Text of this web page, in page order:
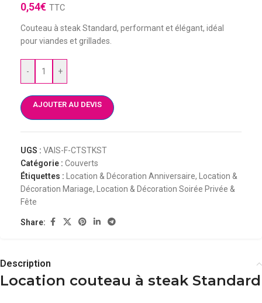
0,54€ TTC
Couteau à steak Standard, performant et élégant, idéal
pour viandes et grillades.
- +
AJOUTER AU DEVIS
UGS : VAIS-F-CTSTKST
Catégorie : Couverts
Étiquettes :
Location & Décoration Anniversaire,
Location &
Décoration Mariage,
Location & Décoration Soirée Privée &
Fête
Share:
Description
Location couteau à steak Standard